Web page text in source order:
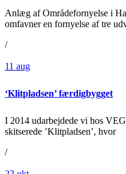
Anlæg af Områdefornyelse i
omfavner en fornyelse af tre
/
11 aug
‘Klitpladsen’ færdigbygget
I 2014 udarbejdede vi hos
skitserede ’Klitpladsen’, hvor
/